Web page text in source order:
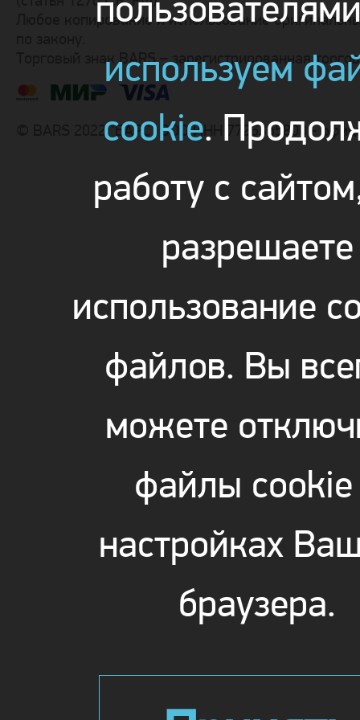
Любое копирование и использование
Торговый знак BARS – зарегистрированная
© BARS 2022 "БАРС" ООО ИНН 7726355800 -
используем
cookie.
работу с
разрешаете
использование
файлов. Вы
можете
файлы cookie
настройках
браузера.